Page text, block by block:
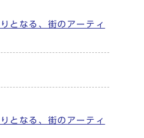
となる、街のアーティ
となる、街のアーティ